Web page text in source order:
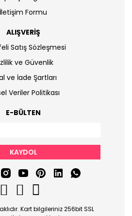
İletişim Formu
ALIŞVERİŞ
Satış Sözleşmesi
ve Güvenlik
ve İade Şartları
Veriler Politikası
E-BÜLTEN
KAYDOL
Kart bilgileriniz 256bit SSL